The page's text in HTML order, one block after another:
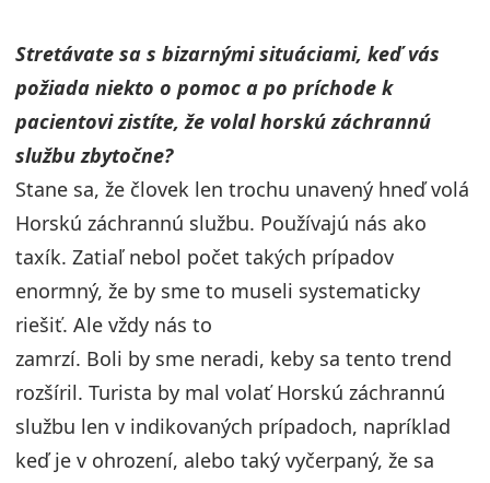
Stretávate sa s bizarnými situáciami, keď vás
požiada niekto o pomoc a po príchode k
pacientovi zistíte, že volal horskú záchrannú
službu zbytočne?
Stane sa, že človek len trochu unavený hneď volá
Horskú záchrannú službu. Používajú nás ako
taxík. Zatiaľ nebol počet takých prípadov
enormný, že by sme to museli systematicky
riešiť. Ale vždy nás to
zamrzí. Boli by sme neradi, keby sa tento trend
rozšíril. Turista by mal volať Horskú záchrannú
službu len v indikovaných prípadoch, napríklad
keď je v ohrození, alebo taký vyčerpaný, že sa